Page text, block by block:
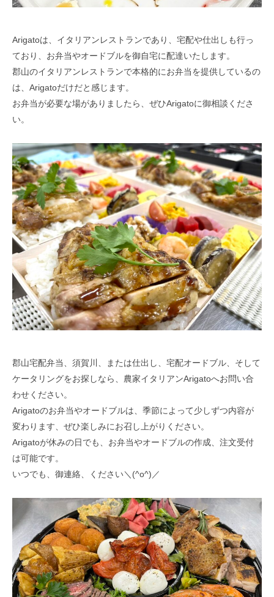
Arigatoは、イタリアンレストランであり、宅配や仕出しも行っ
ており、お弁当やオードブルを御自宅に配達いたします。
郡山のイタリアンレストランで本格的にお弁当を提供しているの
は、Arigatoだけだと感じます。
お弁当が必要な場がありましたら、ぜひArigatoに御相談くださ
い。
郡山宅配弁当、須賀川、または仕出し、宅配オードブル、そして
ケータリングをお探しなら、農家イタリアンArigatoへお問い合
わせください。
Arigatoのお弁当やオードブルは、季節によって少しずつ内容が
変わります、ぜひ楽しみにお召し上がりください。
Arigatoが休みの日でも、お弁当やオードブルの作成、注文受付
は可能です。
いつでも、御連絡、ください＼(^o^)／